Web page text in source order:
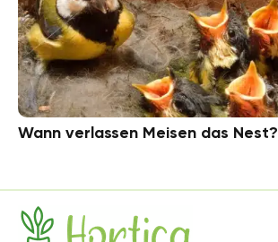
Wann verlassen Meisen das Nest?